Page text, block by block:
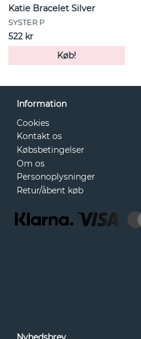
Katie Bracelet Silver
SYSTER P
522 kr
Køb!
Information
Cookies
Kontakt os
Købsbetingelser
Om os
Personoplysninger
Retur/åbent køb